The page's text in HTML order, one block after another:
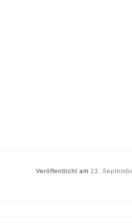
Veröffentlicht am 23.